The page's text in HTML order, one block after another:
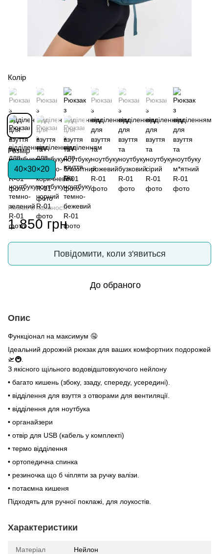
Колір
Розмір
40×30×20
Немає в наявності
1 850 грн
Повідомити, коли з'явиться
До обраного
Опис
Функціонал на максимум 🤤
Ідеальний дорожній рюкзак для ваших комфортних подорожей
🛫🚇.
З якісного щільного водовідштовхуючого нейлону
• багато кишень (збоку, ззаду, спереду, усередині).
• відділення для взуття з отворами для вентиляції.
• відділення для ноутбука
• органайзери
• отвір для USB (кабель у комплекті)
• термо відділення
• ортопедична спинка
• резиночка що б чіпляти за ручку валізи.
• потаємна кишеня
Підходять для ручної поклажі, для лоукостів.
Характеристики
Матеріал Нейлон